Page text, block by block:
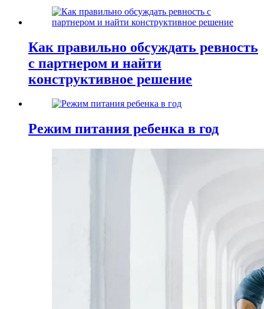
Как правильно обсуждать ревность
с партнером и найти
конструктивное решение
Режим питания ребенка в год